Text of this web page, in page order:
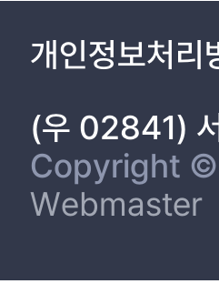
개인정보처리
(우 02841)
Copyright ©
Webmaster